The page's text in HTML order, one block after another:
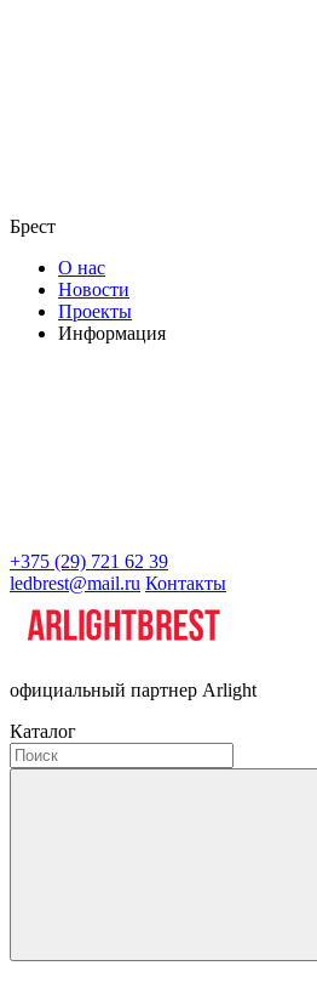
Брест
О нас
Новости
Проекты
Информация
+375 (29) 721 62 39
ledbrest@mail.ru Контакты
официальный партнер Arlight
Каталог